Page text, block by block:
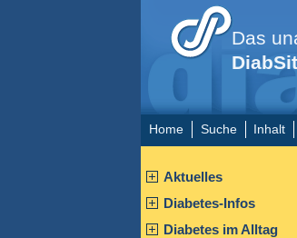
Das
Home Suche Inhalt
Aktuelles
Diabetes-Infos
Diabetes im Alltag